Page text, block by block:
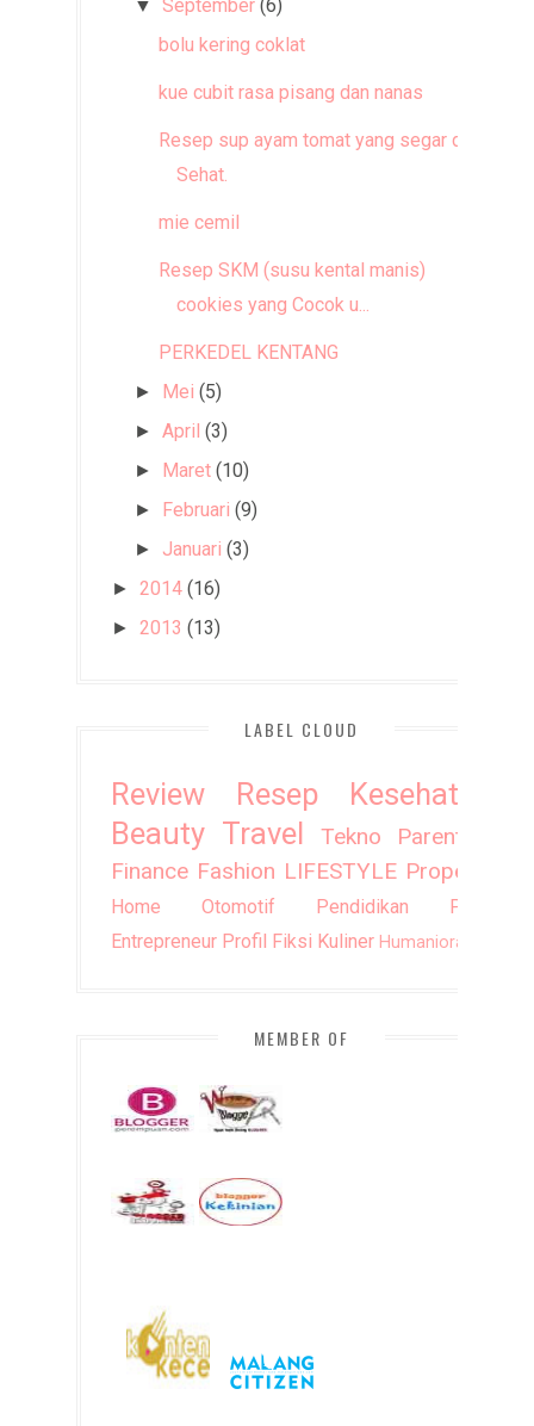
▼ September (6)
bolu kering coklat
kue cubit rasa pisang dan nanas
Resep sup ayam tomat yang segar dan
Sehat.
mie cemil
Resep SKM (susu kental manis)
cookies yang Cocok u...
PERKEDEL KENTANG
► Mei (5)
►April (3)
► Maret (10)
► Februari (9)
► Januari (3)
► 2014 (16)
► 2013 (13)
LABEL CLOUD
Review Resep
Kesehatan
Beauty Travel Tekno
Parenting
Finance Fashion LIFESTYLE Property
Home Otomotif Pendidikan
Puisi
Entrepreneur Profil Fiksi Kuliner Humaniora
MEMBER OF